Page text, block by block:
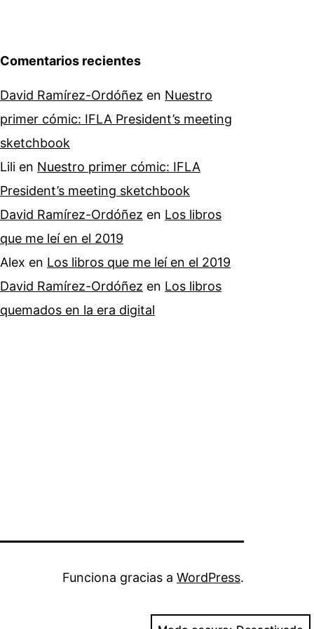
Comentarios recientes
David Ramírez-Ordóñez en Nuestro
primer cómic: IFLA President’s meeting
sketchbook
Lili en Nuestro primer cómic: IFLA
President’s meeting sketchbook
David Ramírez-Ordóñez en Los libros
que me leí en el 2019
Alex en Los libros que me leí en el 2019
David Ramírez-Ordóñez en Los libros
quemados en la era digital
Funciona gracias a WordPress.